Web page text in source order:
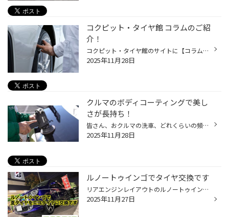
コクピット・タイヤ館 コラムのご紹
介！
コクピット・タイヤ館のサイトに【コラム】があるのはご存知でしょうか。 みなさんのおクルマのお悩みやタイヤに関するコラム記事を掲載しております。 この度は、『アライメント』や『コーティング』などのおクルマのメンテナンス、 タイヤに関連するコラム記事を掲載いたしました。 点検や交換の...
2025年11月28日
クルマのボディコーティングで美し
さが長持ち！
皆さん、おクルマの洗車、どれくらいの頻度でされてますか？ お忙しい毎日の中で、ずっとキレイに保つのは至難の業ではないでしょうか？ それでも、なるべくクルマはキレイに保ちたいというお客様にオススメなサービス 今回は、おクルマの「ボディコーティング」のご紹介です。 ボディコーティング...
2025年11月28日
ルノートゥインゴでタイヤ交換です
リアエンジンレイアウトのルノートゥインゴ こちらのお車のタイヤ交換です 装着タイヤはエコピア NH200C フロントサイズは165/65R15 リアは185/60R15 ウエット性能に優れたエコピアは RRレイアウトのトゥインゴにはピッタリですね ご来店ありがとうございました
2025年11月27日